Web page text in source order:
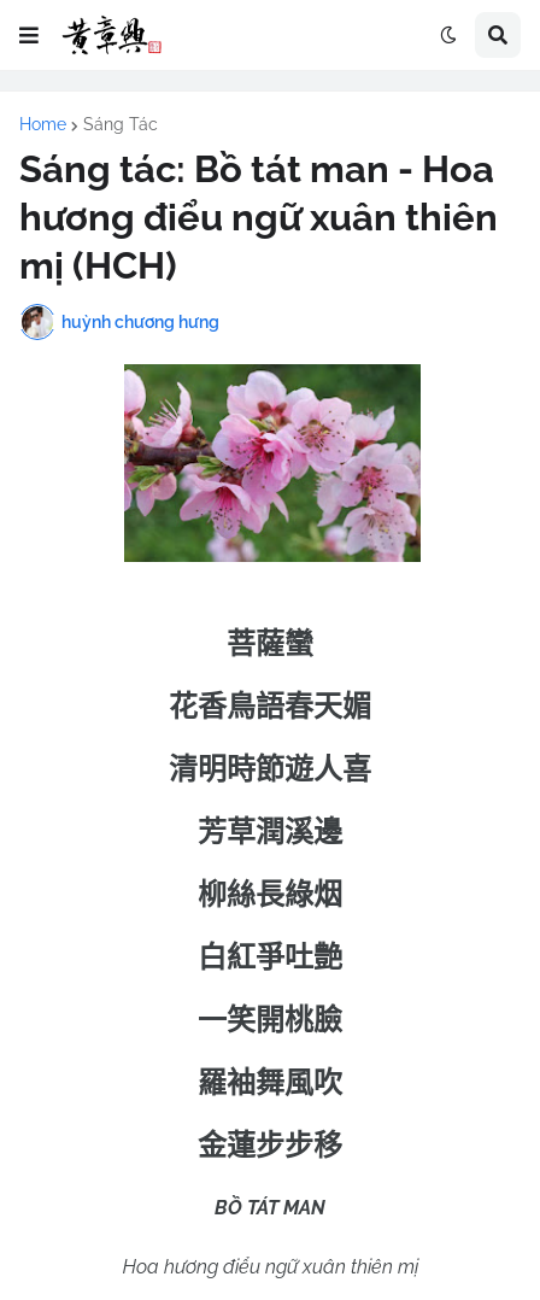
Home Sáng Tác
Sáng tác: Bồ tát man - Hoa
hương điểu ngữ xuân thiên
mị (HCH)
huỳnh chương hưng
菩薩蠻
花香鳥語春天媚
清明時節遊人喜
芳草潤溪邊
柳絲長綠烟
白紅爭吐艶
一笑開桃臉
羅袖舞風吹
金蓮步步移
BỒ TÁT MAN
Hoa hương điểu ngữ xuân thiên mị